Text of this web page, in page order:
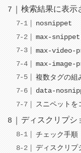
検索結果に表示
nosnippet
max-
max-video-
max-image-
複数タグの組
data-
スニペットを
ディスクリプシ
チェック手順
ディスクリプ